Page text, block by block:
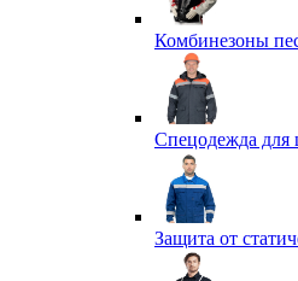
Комбинезоны
Спецодежда для
Защита от